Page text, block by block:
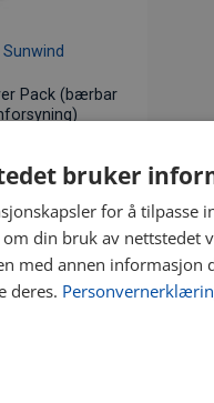
Pack (bærbar
14637
KJØP
bruker
for å tilpasse
din bruk av nettstedet
med annen
deres.